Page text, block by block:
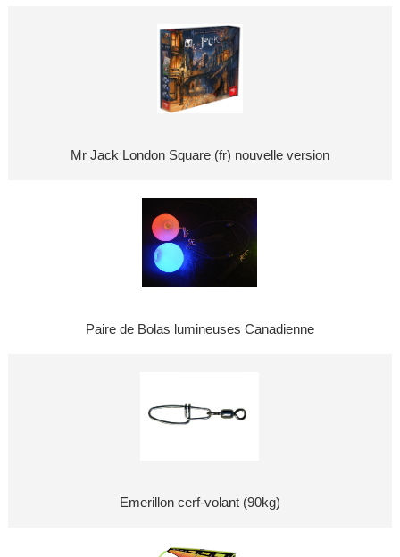
Mr Jack London Square (fr) nouvelle version
Paire de Bolas lumineuses Canadienne
Emerillon cerf-volant (90kg)